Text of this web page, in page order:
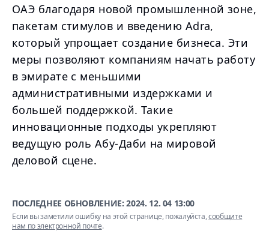
ОАЭ благодаря новой промышленной зоне,
пакетам стимулов и введению Adra,
который упрощает создание бизнеса. Эти
меры позволяют компаниям начать работу
в эмирате с меньшими
административными издержками и
большей поддержкой. Такие
инновационные подходы укрепляют
ведущую роль Абу-Даби на мировой
деловой сцене.
ПОСЛЕДНЕЕ ОБНОВЛЕНИЕ:2024. 12. 04 13:00
Если вы заметили ошибку на этой странице, пожалуйста,сообщите
нам по электронной почте.